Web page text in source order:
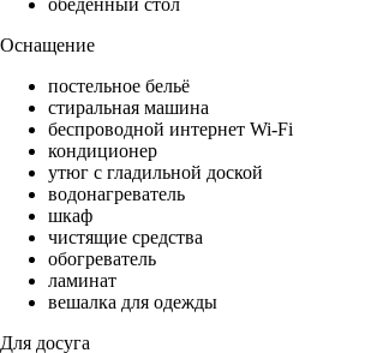
обеденный стол
Оснащение
постельное бельё
стиральная машина
беспроводной интернет Wi-Fi
кондиционер
утюг с гладильной доской
водонагреватель
шкаф
чистящие средства
обогреватель
ламинат
вешалка для одежды
Для досуга